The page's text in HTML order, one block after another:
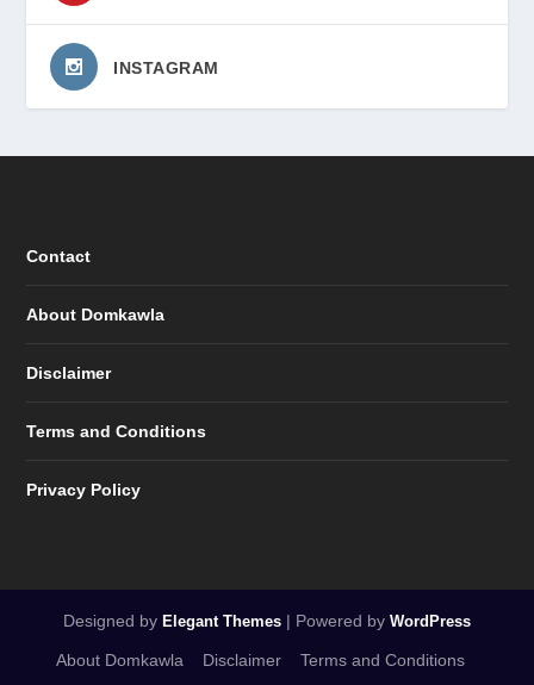
INSTAGRAM
Contact
About Domkawla
Disclaimer
Terms and Conditions
Privacy Policy
Designed by Elegant Themes | Powered by WordPress
About Domkawla Disclaimer Terms and Conditions